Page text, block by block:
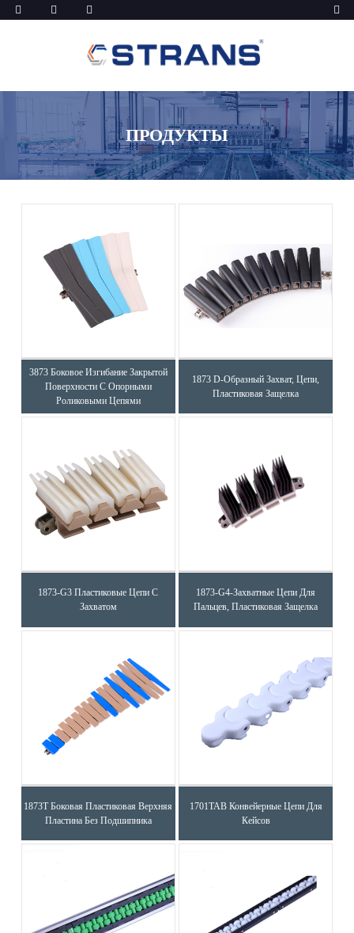
ПРОДУКТЫ
3873 Боковое Изгибание Закрытой
Поверхности С Опорными
Роликовыми Цепями
1873 D-Образный Захват, Цепи,
Пластиковая Защелка
1873-G3 Пластиковые Цепи С
Захватом
1873-G4-Захватные Цепи Для
Пальцев, Пластиковая Защелка
1873T Боковая Пластиковая Верхняя
Пластина Без Подшипника
1701TAB Конвейерные Цепи Для
Кейсов